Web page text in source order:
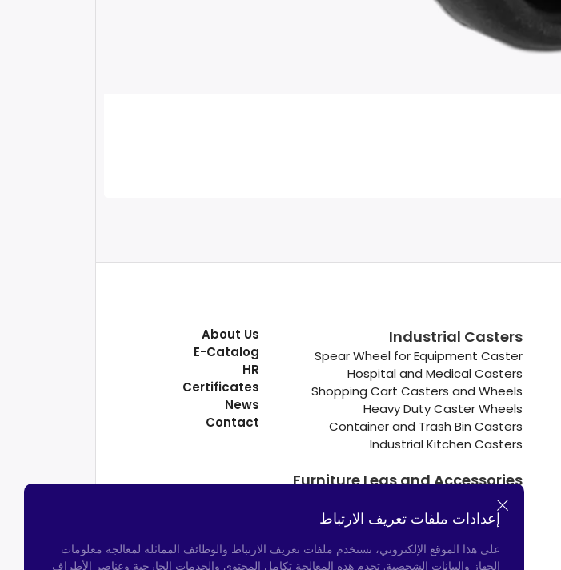
Industrial Casters
Spear Wheel for Equipment Caster
Hospital and Medical Casters
Shopping Cart Casters and Wheels
Heavy Duty Caster Wheels
Container and Trash Bin Casters
Industrial Kitchen Casters
Furniture Legs and Accessories
Connectors
Door Bumpers
About Us
E-Catalog
HR
Certificates
News
Contact
إعدادات ملفات تعريف الارتباط
على هذا الموقع الإلكتروني، نستخدم ملفات تعريف الارتباط والوظائف المماثلة لمعالجة معلومات
الجهاز والبيانات الشخصية. تخدم هذه المعالجة تكامل المحتوى والخدمات الخارجية وعناصر الأطراف